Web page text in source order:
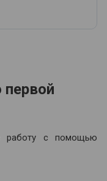
первой
работу с помощью